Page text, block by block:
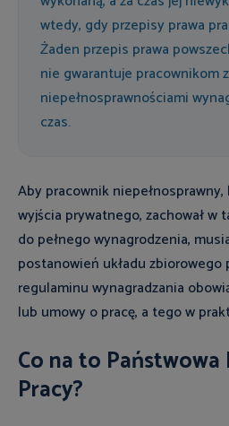
wtedy, gdy przepisy prawa
Żaden przepis prawa
nie gwarantuje pracownikom z
niepełnosprawnościami
czas.
Aby pracownik
wyjścia prywatnego, zachował w
do pełnego wynagrodzenia,
postanowień układu zbiorowego
regulaminu wynagradzania
lub umowy o pracę, a tego w
Co na to Państwowa
Pracy?